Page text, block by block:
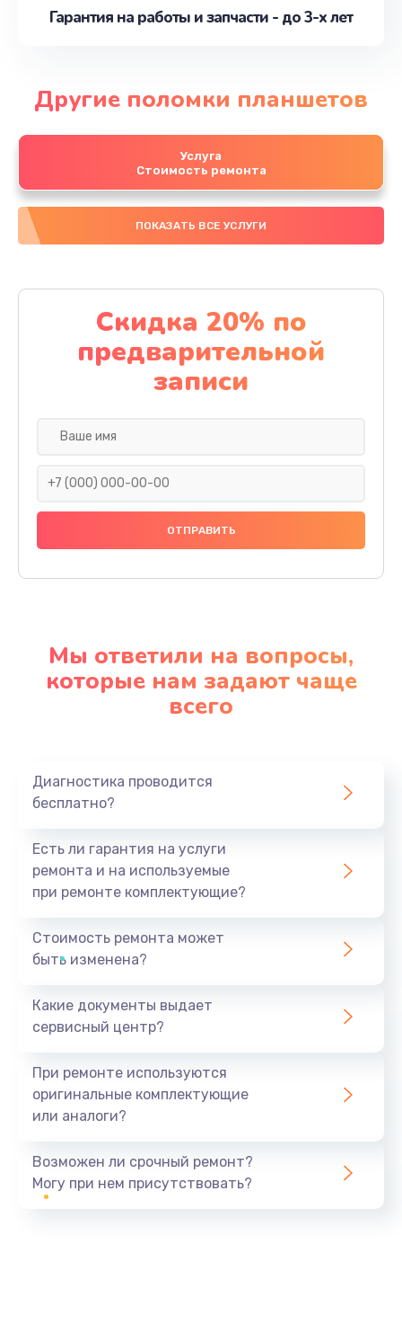
Гарантия на работы и запчасти - до 3-х лет
Другие поломки планшетов
Услуга
Стоимость ремонта
ПОКАЗАТЬ ВСЕ УСЛУГИ
Скидка 20% по
предварительной
записи
Мы ответили на вопросы,
которые нам задают чаще
всего
Диагностика проводится
бесплатно?
Есть ли гарантия на услуги
ремонта и на используемые
при ремонте комплектующие?
Стоимость ремонта может
быть изменена?
Какие документы выдает
сервисный центр?
При ремонте используются
оригинальные комплектующие
или аналоги?
Возможен ли срочный ремонт?
Могу при нем присутствовать?